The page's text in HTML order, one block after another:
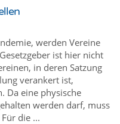
werden Vereine
ist hier nicht
in deren Satzung
verankert ist,
Da eine physische
werden darf, muss
die ...